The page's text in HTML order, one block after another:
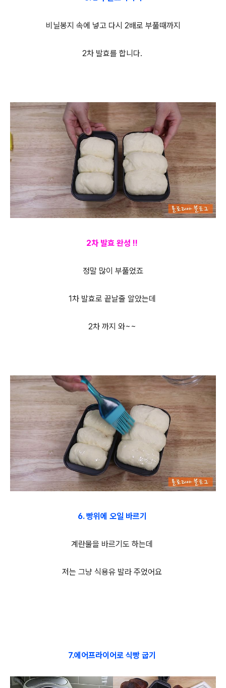
비닐봉지 속에 넣고 다시 2배로 부풀때까지
2차 발효를 합니다.
2차 발효 완성 !!
정말 많이 부풀었죠
1차 발효로 끝날줄 알았는데
2차 까지 와~~
6. 빵위에 오일 바르기
계란물을 바르기도 하는데
저는 그냥 식용유 발라 주었어요
7.에어프라이어로 식빵 굽기